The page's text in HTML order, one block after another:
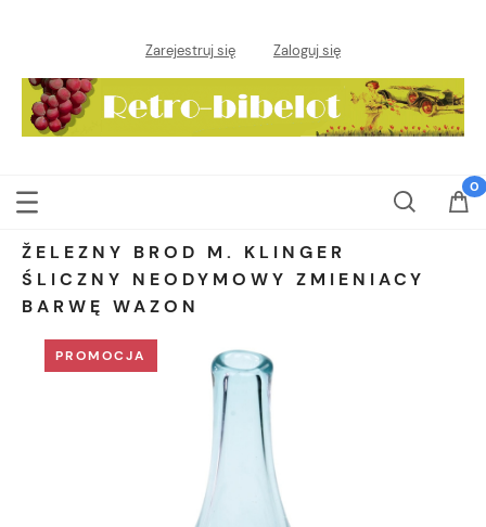
Zarejestruj się Zaloguj się
ŽELEZNY BROD M. KLINGER
ŚLICZNY NEODYMOWY ZMIENIACY
BARWĘ WAZON
PROMOCJA